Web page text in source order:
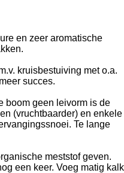
en zeer aromatische
kruisbestuiving met o.a.
succes.
boom geen leivorm is de
(vruchtbaarder) en enkele
Te lange
meststof geven.
een keer. Voeg matig kalk